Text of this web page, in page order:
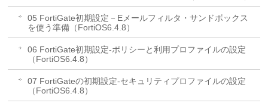
05 FortiGate初期設定－Eメールフィルタ・サンドボックス
を使う準備（FortiOS6.4.8）
06 FortiGate初期設定-ポリシーと利用プロファイルの設定
（FortiOS6.4.8）
07 FortiGateの初期設定-セキュリティプロファイルの設定
（FortiOS6.4.8）